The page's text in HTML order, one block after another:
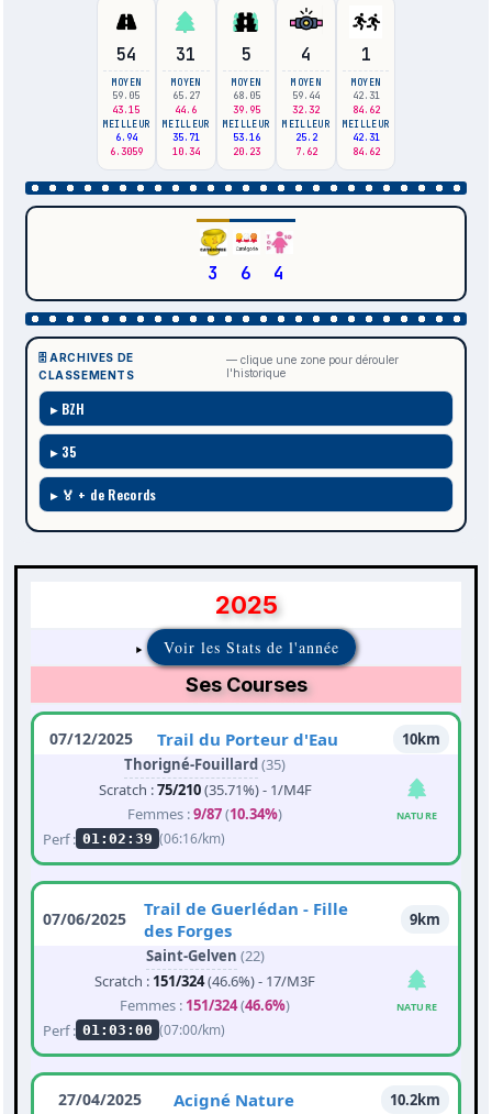
54
MOYEN
59.05
43.15
MEILLEUR
6.94
6.3059
31
MOYEN
65.27
44.6
MEILLEUR
35.71
10.34
5
MOYEN
68.05
39.95
MEILLEUR
53.16
20.23
4
MOYEN
59.44
32.32
MEILLEUR
25.2
7.62
1
MOYEN
42.31
84.62
MEILLEUR
42.31
84.62
3 6 4
🗄️ ARCHIVES DE
CLASSEMENTS
— clique une zone pour dérouler
l'historique
BZH
35
🏅 + de Records
2025
Voir les Stats de l'année
Ses Courses
07/12/2025 Trail du Porteur d'Eau
10km
Thorigné-Fouillard(35)
Scratch :75/210(35.71%) - 1/M4F
Femmes :9/87(10.34%)
Perf : 01:02:39 (06:16/km)
NATURE
07/06/2025
Trail de Guerlédan - Fille
des Forges
9km
Saint-Gelven (22)
Scratch : 151/324(46.6%) - 17/M3F
Femmes : 151/324(46.6%)
Perf : 01:03:00 (07:00/km)
NATURE
27/04/2025 Acigné Nature
10.2km